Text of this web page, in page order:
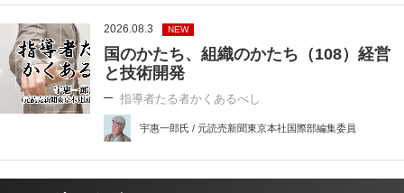
2026.08.3 NEW
国のかたち、組織のかたち（108）経営
と技術開発
指導者たる者かくあるべし
宇惠一郎氏 / 元読売新聞東京本社国際部編集委員